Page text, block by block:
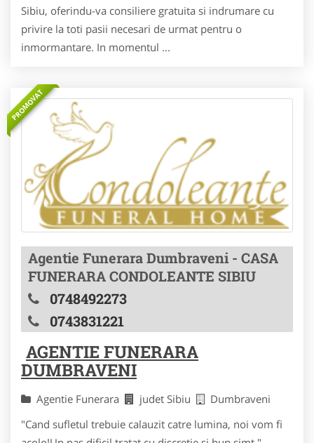
Sibiu, oferindu-va consiliere gratuita si indrumare cu
privire la toti pasii necesari de urmat pentru o
inmormantare. In momentul ...
PROMOVAT
Agentie Funerara Dumbraveni - CASA
FUNERARA CONDOLEANTE SIBIU
0748492273
0743831221
AGENTIE FUNERARA
DUMBRAVENI
Agentie Funerara judet Sibiu
Dumbraveni
"Cand sufletul trebuie calauzit catre lumina, noi vom fi